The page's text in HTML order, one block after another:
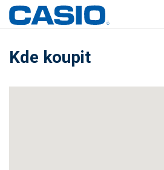
Kde koupit